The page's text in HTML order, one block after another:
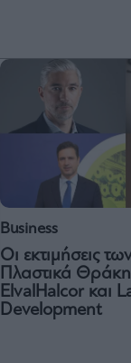
Business
Οι εκτιμήσεις
Πλαστικά
ElvalHalcor και
Development